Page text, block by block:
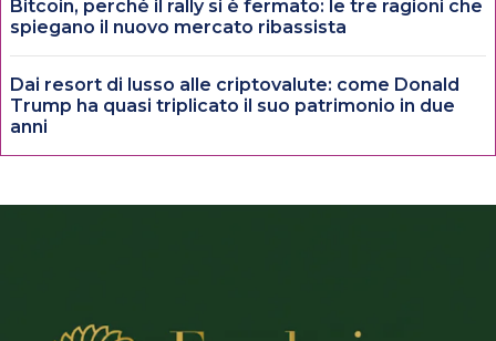
Bitcoin, perché il rally si è fermato: le tre ragioni che
spiegano il nuovo mercato ribassista
Dai resort di lusso alle criptovalute: come Donald
Trump ha quasi triplicato il suo patrimonio in due
anni